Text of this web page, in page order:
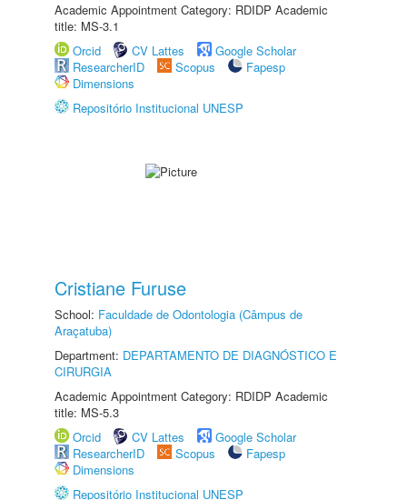
Academic Appointment Category: RDIDP Academic
title: MS-3.1
Orcid
CV Lattes
Google Scholar
ResearcherID
Scopus
Fapesp
Dimensions
Repositório Institucional UNESP
Cristiane Furuse
School: Faculdade de Odontologia (Câmpus de
Araçatuba)
Department: DEPARTAMENTO DE DIAGNÓSTICO E
CIRURGIA
Academic Appointment Category: RDIDP Academic
title: MS-5.3
Orcid
CV Lattes
Google Scholar
ResearcherID
Scopus
Fapesp
Dimensions
Repositório Institucional UNESP